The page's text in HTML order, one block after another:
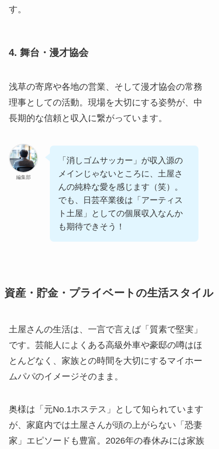
す。
4. 舞台・漫才協会
浅草の寄席や各地の営業、そして漫才協会の常務
理事としての活動。現場を大切にする姿勢が、中
長期的な信頼と収入に繋がっています。
編集部
「消しゴムサッカー」が収入源の
メインじゃないところに、土屋さ
んの純粋な愛を感じます（笑）。
でも、日芸卒業後は「アーティス
ト土屋」としての個展収入なんか
も期待できそう！
資産・貯金・プライベートの生活スタイル
土屋さんの生活は、一言で言えば「質素で堅実」
です。芸能人によくある高級外車や豪邸の噂はほ
とんどなく、家族との時間を大切にするマイホー
ムパパのイメージそのまま。
奥様は「元No.1ホステス」として知られています
が、家庭内では土屋さんが頭の上がらない「恐妻
家」エピソードも豊富。2026年の春休みには家族